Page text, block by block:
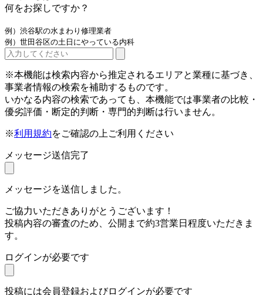
何をお探しですか？
例）渋谷駅の水まわり修理業者
例）世田谷区の土日にやっている内科
※本機能は検索内容から推定されるエリアと業種に基づき、
事業者情報の検索を補助するものです。
いかなる内容の検索であっても、本機能では事業者の比較・
優劣評価・断定的判断・専門的判断は行いません。
※利用規約をご確認の上ご利用ください
メッセージ送信完了
メッセージを送信しました。
ご協力いただきありがとうございます！
投稿内容の審査のため、公開まで約3営業日程度いただきま
す。
ログインが必要です
投稿には会員登録およびログインが必要です